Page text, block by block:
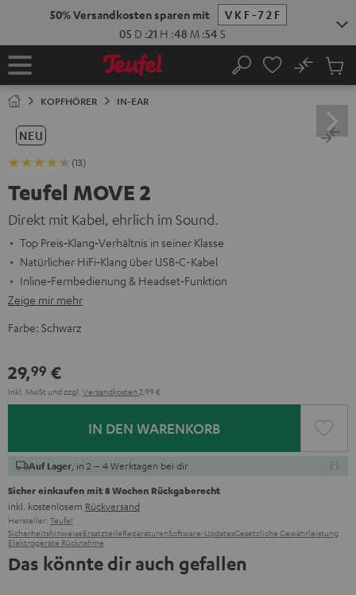
50% Versandkosten sparen mit
05D :21 H
Startseite Suche
No
KOPFHÖRER IN-EAR
NEU
(13)
Teufel MOVE 2
Direkt mit Kabel, ehrlich im Sound.
Top Preis‑Klang‑Verhältnis in seiner Klasse
Natürlicher HiFi‑Klang über USB‑C-Kabel
Inline‑Fernbedienung & Headset‑Funktion
Zeige mir mehr
Farbe: Schwarz
29,99 €
Inkl. MwSt und zzgl. Versandkosten 2,99 €
IN DEN WARENKORB
Auf Lager , in 2 – 4 Werktagen bei dir
Sicher einkaufen mit 8 Wochen Rückgaberecht
inkl. kostenlosem Rückversand
Hersteller: Teufel
SicherheitshinweiseErsatzteileReparaturenSoftware-UpdatesGesetzliche Gewährleistung
Elektrogeräte Rücknahme
Das könnte dir auch gefallen